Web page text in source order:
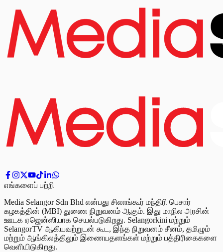
எங்களைப் பற்றி
Media Selangor Sdn Bhd என்பது சிலாங்கூர் மந்திரி பெசார்
கழகத்தின் (MBI) துணை நிறுவனம் ஆகும். இது மாநில அரசின்
ஊடக ஏஜென்ஸியாக செயல்படுகிறது. Selangorkini மற்றும்
SelangorTV ஆகியவற்றுடன் கூட, இந்த நிறுவனம் சீனம், தமிழும்
மற்றும் ஆங்கிலத்திலும் இணையதளங்கள் மற்றும் பத்திரிகைகளை
வெளியிடுகிறது.